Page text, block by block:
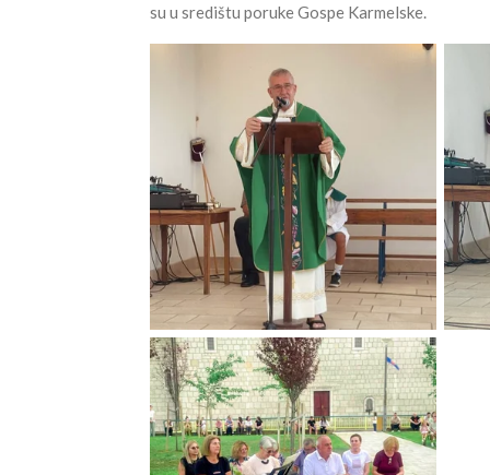
su u središtu poruke Gospe Karmelske.